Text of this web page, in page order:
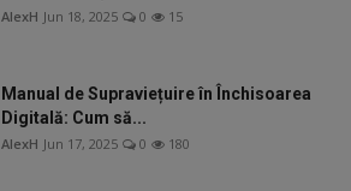
AlexH Jun 18, 2025 0 15
Manual de Supraviețuire în Închisoarea
Digitală: Cum să...
AlexH Jun 17, 2025 0 180